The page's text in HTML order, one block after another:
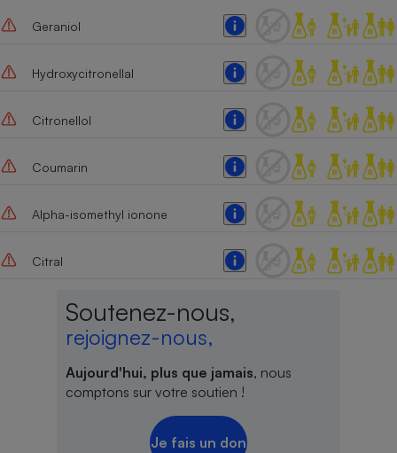
Geraniol
Hydroxycitronellal
Citronellol
Coumarin
Alpha-isomethyl ionone
Citral
Soutenez-nous,
rejoignez-nous,
Aujourd'hui, plus que jamais, nous
comptons sur votre soutien !
Je fais un don